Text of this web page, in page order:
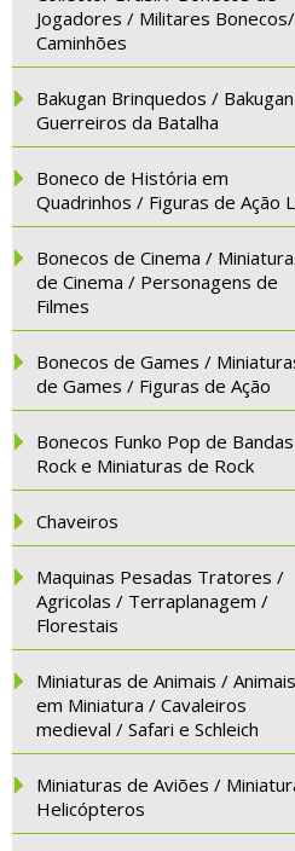
Jogadores / Militares Bonecos/
Caminhões
Bakugan Brinquedos / Bakugan
Guerreiros da Batalha
Boneco de História em
Quadrinhos / Figuras de Ação
Bonecos de Cinema /
de Cinema / Personagens de
Filmes
Bonecos de Games /
de Games / Figuras de Ação
Bonecos Funko Pop de
Rock e Miniaturas de Rock
Chaveiros
Maquinas Pesadas Tratores /
Agricolas / Terraplanagem /
Florestais
Miniaturas de Animais / Animais
em Miniatura / Cavaleiros
medieval / Safari e Schleich
Miniaturas de Aviões /
Helicópteros